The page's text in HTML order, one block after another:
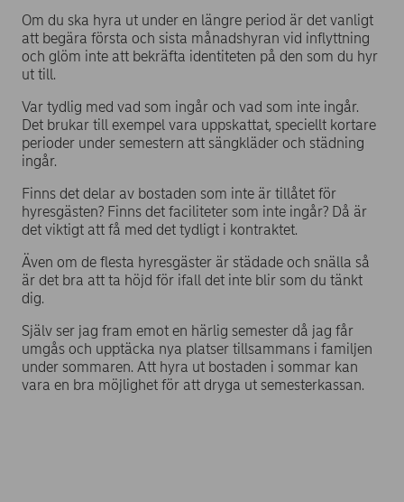
Om du ska hyra ut under en längre period är det vanligt
att begära första och sista månadshyran vid inflyttning
och glöm inte att bekräfta identiteten på den som du hyr
ut till.
Var tydlig med vad som ingår och vad som inte ingår.
Det brukar till exempel vara uppskattat, speciellt kortare
perioder under semestern att sängkläder och städning
ingår.
Finns det delar av bostaden som inte är tillåtet för
hyresgästen? Finns det faciliteter som inte ingår? Då är
det viktigt att få med det tydligt i kontraktet.
Även om de flesta hyresgäster är städade och snälla så
är det bra att ta höjd för ifall det inte blir som du tänkt
dig.
Själv ser jag fram emot en härlig semester då jag får
umgås och upptäcka nya platser tillsammans i familjen
under sommaren. Att hyra ut bostaden i sommar kan
vara en bra möjlighet för att dryga ut semesterkassan.